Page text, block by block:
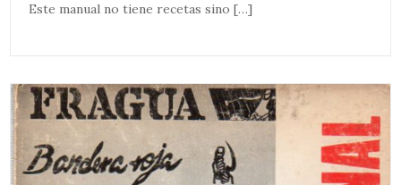
Este manual no tiene recetas sino […]